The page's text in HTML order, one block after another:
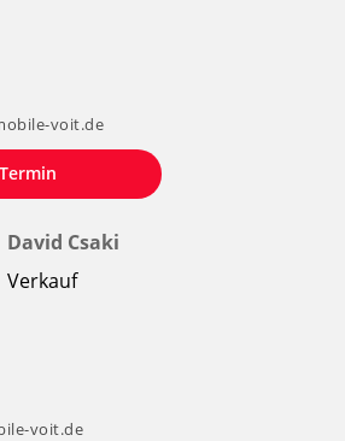
voit.de
David Csaki
Verkauf
voit.de